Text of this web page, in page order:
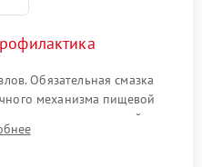
Обязательная смазка
механизма пищевой
программной
от кофейных масел.